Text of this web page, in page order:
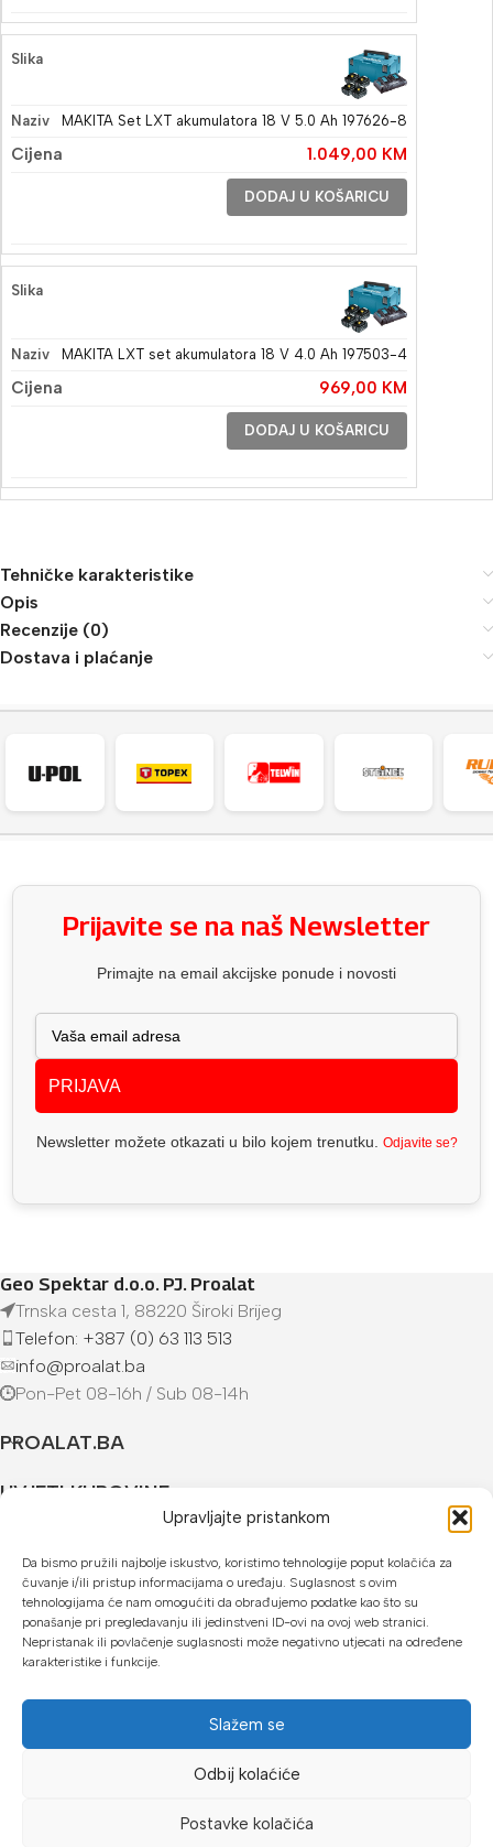
Upravljajte pristankom
Da bismo pružili najbolje iskustvo, koristimo tehnologije poput kolačića za
čuvanje i/ili pristup informacijama o uređaju. Suglasnost s ovim
tehnologijama će nam omogućiti da obrađujemo podatke kao što su
ponašanje pri pregledavanju ili jedinstveni ID-ovi na ovoj web stranici.
Nepristanak ili povlačenje suglasnosti može negativno utjecati na određene
karakteristike i funkcije.
Slažem se
Odbij kolaćiće
Postavke kolačića
MAKITA Set LXT akumulatora 18 V 5.0 Ah 197626-8
1.049,00 KM
DODAJ U KOŠARICU
MAKITA LXT set akumulatora 18 V 4.0 Ah 197503-4
969,00 KM
DODAJ U KOŠARICU
Tehničke karakteristike
Opis
Recenzije (0)
Dostava i plaćanje
Prijavite se na naš Newsletter
Primajte na email akcijske ponude i novosti
PRIJAVA
Newsletter možete otkazati u bilo kojem trenutku. Odjavite se?
Geo Spektar d.o.o. PJ. Proalat
Trnska cesta 1, 88220 Široki Brijeg
Telefon: +387 (0) 63 113 513
info@proalat.ba
Pon-Pet 08-16h / Sub 08-14h
PROALAT.BA
UVJETI KUPOVINE
U našoj web trgovini možete platiti:
Kreditnim karticama jednokratno ili do 24 rate
Općom uplatnicom, virmanom, internet bankarstvom
Gotovinom prilikom preuzimanja
Mikrofin do 18 rata
Copyright © 2026 Proalat.ba